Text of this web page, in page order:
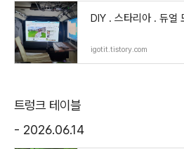
DIY . 스타리아 . 듀얼
igotit.tistory.com
트렁크 테이블
- 2026.06.14